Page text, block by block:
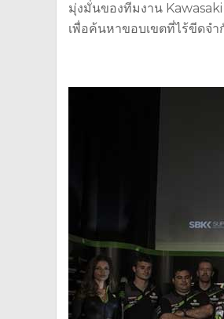
มุ่งมั่นของทีมงาน
เพื่อค้นหาขอบเขตที่ไร้ขีดจ